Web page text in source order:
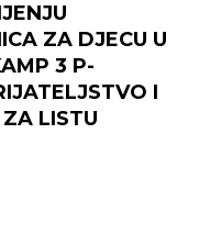
ZA DJECU U
3 P-
I
LISTU